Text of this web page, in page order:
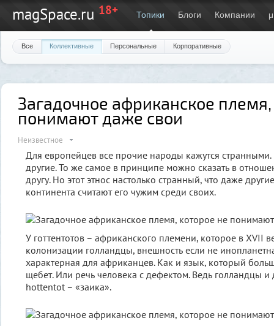
magSpace.ru 18+ Топики Блоги Компании μ
Все Коллективные Персональные Корпоративные
Загадочное африканское
понимают даже свои
Неизвестное
Для европейцев все прочие народы кажутся странными.
другие. То же самое в принципе можно сказать в
другу. Но этот этнос настолько странный, что даже
континента считают его чужим среди своих.
У готтентотов – африканского племени, которое в XVII
колонизации голландцы, внешность если не
характерная для африканцев. Как и язык, который
щебет. Или речь человека с дефектом. Ведь голландцы и
hottentot – «заика».